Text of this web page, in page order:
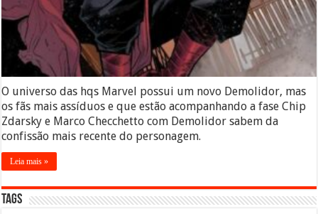
O universo das hqs Marvel possui um novo Demolidor, mas
os fãs mais assíduos e que estão acompanhando a fase Chip
Zdarsky e Marco Checchetto com Demolidor sabem da
confissão mais recente do personagem.
Leia mais »
Tags